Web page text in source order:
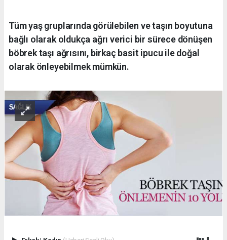
Tüm yaş gruplarında görülebilen ve taşın boyutuna
bağlı olarak oldukça ağrı verici bir sürece dönüşen
böbrek taşı ağrısını, birkaç basit ipucu ile doğal
olarak önleyebilmek mümkün.